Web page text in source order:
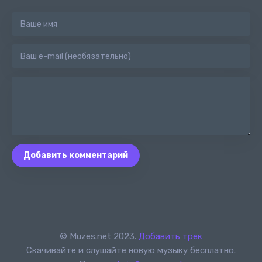
Добавить комментарий
© Muzes.net 2023. Добавить трек
Скачивайте и слушайте новую музыку бесплатно.